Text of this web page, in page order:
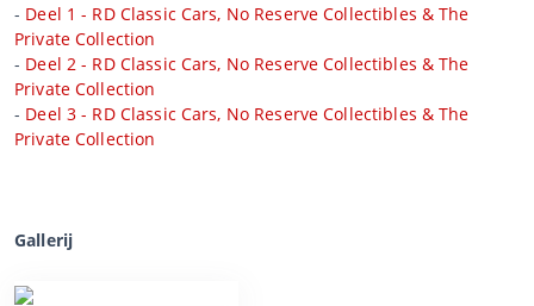
- Deel 1 - RD Classic Cars, No Reserve Collectibles & The
Private Collection
- Deel 2 - RD Classic Cars, No Reserve Collectibles & The
Private Collection
- Deel 3 - RD Classic Cars, No Reserve Collectibles & The
Private Collection
Gallerij